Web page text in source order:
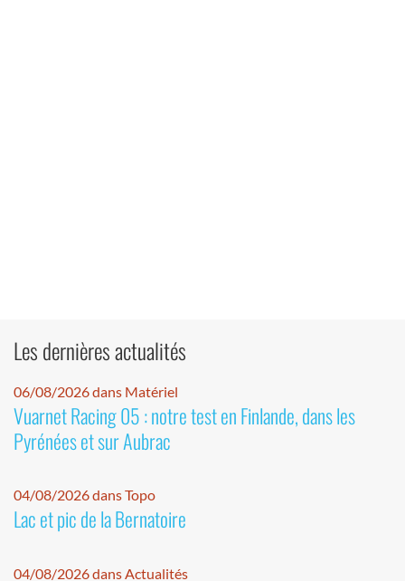
Les dernières actualités
06/08/2026 dans Matériel
Vuarnet Racing 05 : notre test en Finlande, dans les
Pyrénées et sur Aubrac
04/08/2026 dans Topo
Lac et pic de la Bernatoire
04/08/2026 dans Actualités